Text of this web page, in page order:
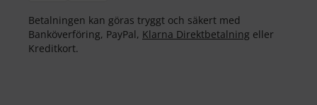
Betalningen kan göras tryggt och säkert med
Banköverföring, PayPal, Klarna Direktbetalning eller
Kreditkort.